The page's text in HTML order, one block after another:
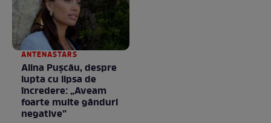
ANTENASTARS
Alina Pușcău, despre
lupta cu lipsa de
încredere: „Aveam
foarte multe gânduri
negative”